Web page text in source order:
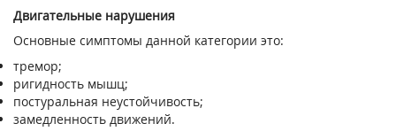
Двигательные нарушения
Основные симптомы данной категории это:
тремор;
ригидность мышц;
постуральная неустойчивость;
замедленность движений.